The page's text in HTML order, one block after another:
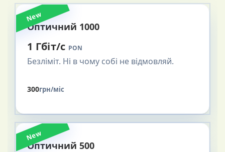
New
Оптичний 1000
1 Гбіт/с PON
Безліміт. Ні в чому собі не відмовляй.
300грн/міс
New
Оптичний 500